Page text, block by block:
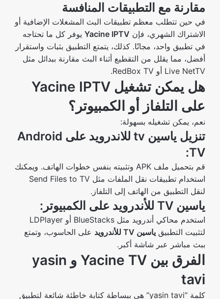
مقارنة مع التطبيقات المنافسة
في حين تتطلب معظم تطبيقات البث المشغلات الإضافية أو
الاشتراك الشهري، فإن Yacine IPTV يوفر كل ما تحتاجه
في تطبيق واحد، مجانًا. كذلك، يتمتع التطبيق بثبات واستقرار
أفضل، مما يقلل من التقطيع أثناء البث مقارنة ببدائل مثل
Live NetTV أو RedBox TV.
هل يمكن تشغيل Yacine IPTV
على التلفاز أو الكمبيوتر؟
نعم، يمكن تشغيله بسهولة:
تنزيل ياسين tv للاندرويد على Android
TV:
قم بتحميل ملف APK وتثبيته بنفس خطوات الهاتف. ويمكنك
استخدام تطبيقات نقل الملفات مثل Send Files to TV
لنقل التطبيق من الهاتف إلى التلفاز.
ياسين TV للأندرويد على الكمبيوتر:
استخدم محاكي أندرويد مثل BlueStacks أو LDPlayer
لتثبيت التطبيق ياسين TV للأندرويد
على الحاسوب، وتمتع
ببث مباشر عبر شاشة أكبر.
الفرق بين Yacine TV و yasin
tavi
كلمة “yasin tavi” هي ببساطة كتابة خاطئة شائعة لتطبيق